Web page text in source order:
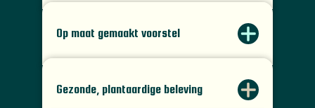
Op maat gemaakt voorstel
Gezonde, plantaardige beleving